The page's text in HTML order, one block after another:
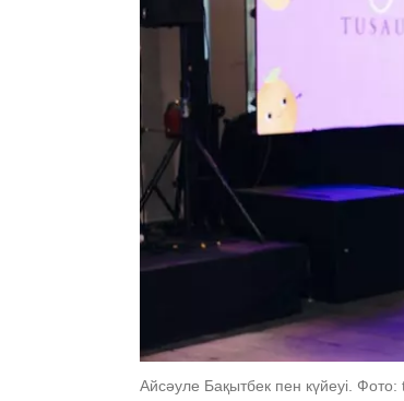
Айсәуле Бақытбек пен күйеуі.